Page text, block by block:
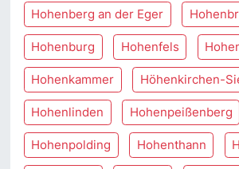
Hohenberg an der Eger
Hohenburg Hohenfels
Hohenkammer Höhenkirchen-
Hohenlinden Hohenpeißenberg
Hohenpolding Hohenthann